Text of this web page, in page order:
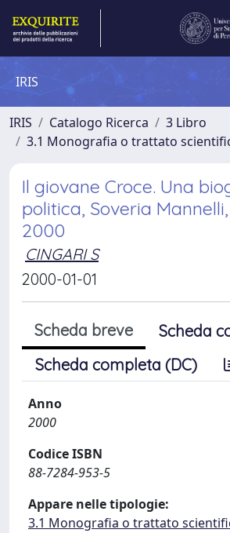
IRIS
IRIS Catalogo Ricerca
3 Libro
3.1 Monografia o trattato
Il giovane Croce. Una
politica, Soveria
2000
CINGARI S
2000-01-01
Scheda breve
Scheda
Scheda completa (DC)
Anno
2000
Codice ISBN
88-7284-953-5
Appare nelle tipologie:
3.1 Monografia o trattato